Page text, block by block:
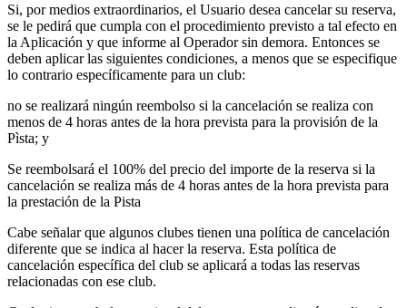
Si, por medios extraordinarios, el Usuario desea cancelar su reserva,
se le pedirá que cumpla con el procedimiento previsto a tal efecto en
la Aplicación y que informe al Operador sin demora. Entonces se
deben aplicar las siguientes condiciones, a menos que se especifique
lo contrario específicamente para un club:
no se realizará ningún reembolso si la cancelación se realiza con
menos de 4 horas antes de la hora prevista para la provisión de la
Pìsta; y
Se reembolsará el 100% del precio del importe de la reserva si la
cancelación se realiza más de 4 horas antes de la hora prevista para
la prestación de la Pista
Cabe señalar que algunos clubes tienen una política de cancelación
diferente que se indica al hacer la reserva. Esta política de
cancelación específica del club se aplicará a todas las reservas
relacionadas con ese club.